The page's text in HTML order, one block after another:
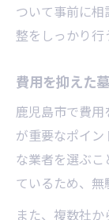
ついて事前に
整をしっかり行
費用を抑えた
鹿児島市で費
が重要なポイン
な業者を選ぶ
ているため、無
また、複数社